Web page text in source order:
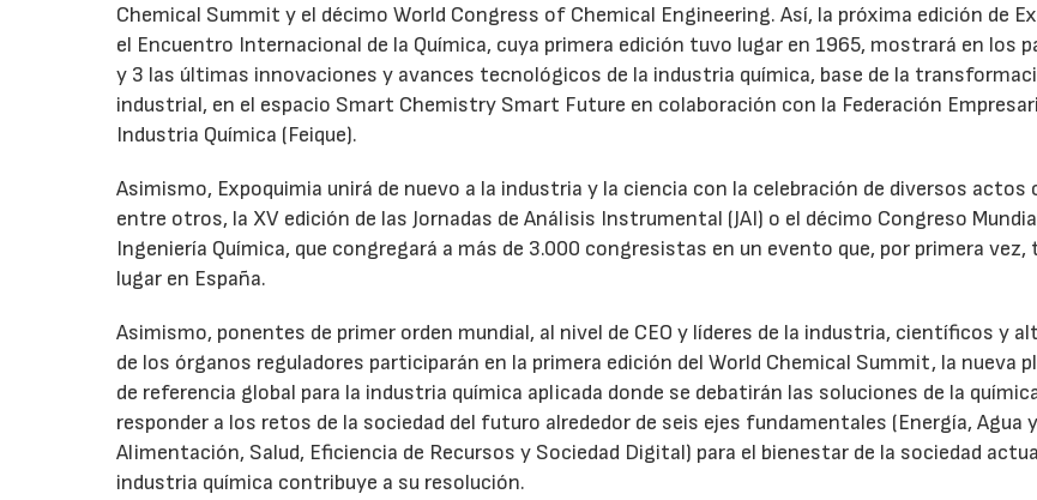
Chemical Summit y el décimo World Congress of Chemical Engineering. Así, la próxima edición de
el Encuentro Internacional de la Química, cuya primera edición tuvo lugar en 1965, mostrará en los
y 3 las últimas innovaciones y avances tecnológicos de la industria química, base de la
industrial, en el espacio Smart Chemistry Smart Future en colaboración con la Federación
Industria Química (Feique).
Asimismo, Expoquimia unirá de nuevo a la industria y la ciencia con la celebración de diversos actos
entre otros, la XV edición de las Jornadas de Análisis Instrumental (JAI) o el décimo Congreso
Ingeniería Química, que congregará a más de 3.000 congresistas en un evento que, por primera vez,
lugar en España.
Asimismo, ponentes de primer orden mundial, al nivel de CEO y líderes de la industria, científicos y
de los órganos reguladores participarán en la primera edición del World Chemical Summit, la nueva
de referencia global para la industria química aplicada donde se debatirán las soluciones de la
responder a los retos de la sociedad del futuro alrededor de seis ejes fundamentales (Energía, Agua
Alimentación, Salud, Eficiencia de Recursos y Sociedad Digital) para el bienestar de la sociedad
industria química contribuye a su resolución.